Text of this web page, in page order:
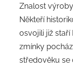
Znalost
Někteří
osvojili již staří
zmínky
středověku se